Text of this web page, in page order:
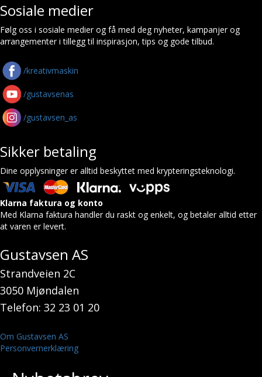
Sosiale medier
Følg oss i sosiale medier og få med deg nyheter, kampanjer og
arrangementer i tillegg til inspirasjon, tips og gode tilbud.
/kreativmaskin
/gustavsenas
/gustavsen_as
Sikker betaling
Dine opplysninger er alltid beskyttet med krypteringsteknologi.
Klarna faktura og konto
Med Klarna faktura handler du raskt og enkelt, og betaler alltid etter
at varen er levert.
Gustavsen AS
Strandveien 2C
3050 Mjøndalen
Telefon: 32 23 01 20
Om Gustavsen AS
Personvernerklæring